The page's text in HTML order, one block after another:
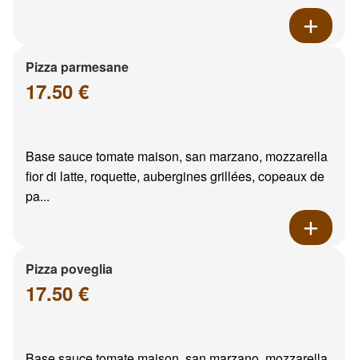
Pizza parmesane
17.50 €
Base sauce tomate maison, san marzano, mozzarella
fior di latte, roquette, aubergines grillées, copeaux de
pa...
Pizza poveglia
17.50 €